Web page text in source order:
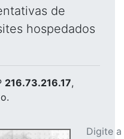
de
hospedados
216.73.216.17,
Digite